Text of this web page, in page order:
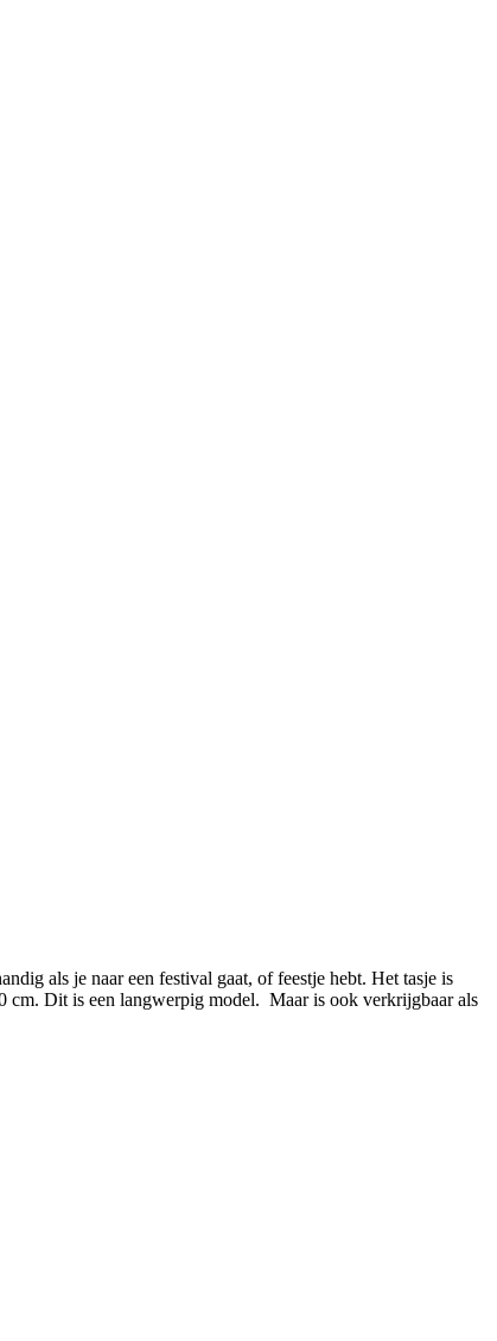
als je naar een festival gaat, of feestje hebt. Het tasje is
cm. Dit is een langwerpig model. Maar is ook verkrijgbaar als